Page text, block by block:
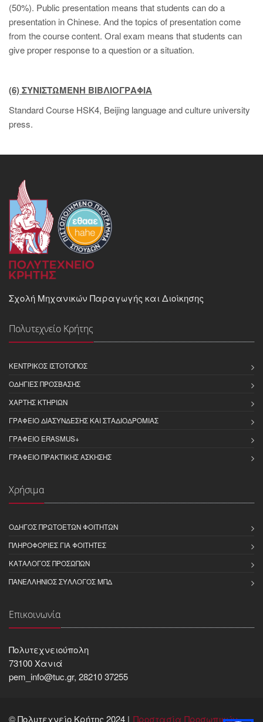
(50%). Public presentation means that students can do a
presentation in Chinese. And the topics of presentation come
from the course content. Oral exam means that students can
give proper response to a question or a situation.
(6) ΣΥΝΙΣΤΩΜΕΝΗ ΒΙΒΛΙΟΓΡΑΦΙΑ
Standard Course HSK4, Beijing language and culture university
press.
Σχολή Μηχανικών Παραγωγής και Διοίκησης
Πολυτεχνείο Κρήτης
ΚΕΝΤΡΙΚΌΣ ΙΣΤΌΤΟΠΟΣ
ΟΔΗΓΊΕΣ ΠΡΌΣΒΑΣΗΣ
ΧΆΡΤΗΣ ΚΤΗΡΊΩΝ
ΓΡΑΦΕΊΟ ΔΙΑΣΎΝΔΕΣΗΣ ΚΑΙ ΣΤΑΔΙΟΔΡΟΜΊΑΣ
ΓΡΑΦΕΊΟ ERASMUS+
ΓΡΑΦΕΊΟ ΠΡΑΚΤΙΚΉΣ ΆΣΚΗΣΗΣ
Χρήσιμα
ΟΔΗΓΌΣ ΠΡΩΤΟΕΤΏΝ ΦΟΙΤΗΤΏΝ
ΠΛΗΡΟΦΟΡΊΕΣ ΓΙΑ ΦΟΙΤΗΤΈΣ
ΚΑΤΆΛΟΓΟΣ ΠΡΟΣΏΠΩΝ
ΠΑΝΕΛΛΉΝΙΟΣ ΣΎΛΛΟΓΟΣ ΜΠΔ
Επικοινωνία
Πολυτεχνειούπολη
73100 Χανιά
pem_info@tuc.gr, 28210 37255
© Πολυτεχνείο Κρήτης 2024 | Προστασία Προσωπικών